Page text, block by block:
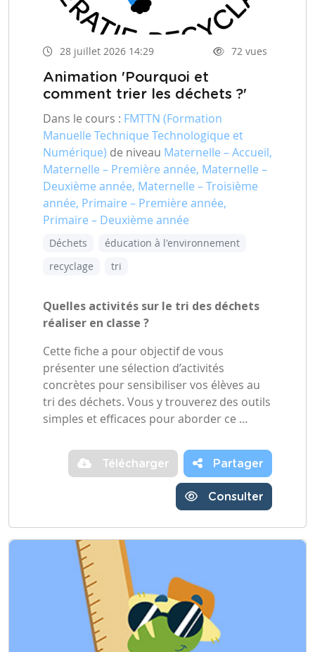
28 juillet 2026 14:29 72 vues
Animation 'Pourquoi et
comment trier les déchets ?'
Dans le cours : FMTTN (Formation
Manuelle Technique Technologique et
Numérique) de niveau Maternelle – Accueil,
Maternelle – Première année, Maternelle –
Deuxième année, Maternelle – Troisième
année, Primaire – Première année,
Primaire – Deuxième année
Déchets
éducation à l'environnement
recyclage
tri
Quelles activités sur le tri des déchets
réaliser en classe ?
Cette fiche a pour objectif de vous
présenter une sélection d’activités
concrètes pour sensibiliser vos élèves au
tri des déchets. Vous y trouverez des outils
simples et efficaces pour aborder ce …
Télécharger Partager
Consulter